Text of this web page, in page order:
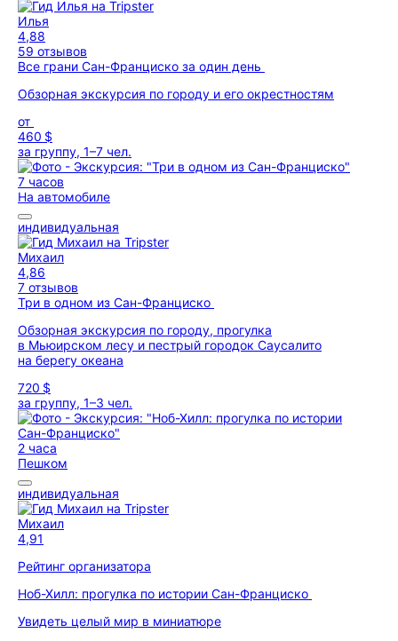
Илья
4,88
59 отзывов
Все грани Сан-Франциско за один день
Обзорная экскурсия по городу и его окрестностям
от
460 $
за группу, 1–7 чел.
7 часов
На автомобиле
индивидуальная
Михаил
4,86
7 отзывов
Три в одном из Сан-Франциско
Обзорная экскурсия по городу, прогулка
в Мьюирском лесу и пестрый городок Саусалито
на берегу океана
720 $
за группу, 1–3 чел.
2 часа
Пешком
индивидуальная
Михаил
4,91
Рейтинг организатора
Ноб-Хилл: прогулка по истории Сан-Франциско
Увидеть целый мир в миниатюре